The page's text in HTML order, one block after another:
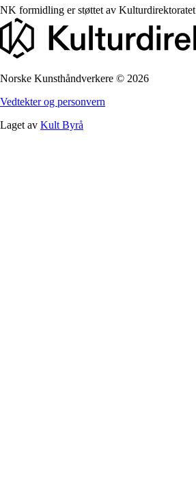
NK formidling er støttet av Kulturdirektoratet
Norske Kunsthåndverkere © 2026
Vedtekter og personvern
Laget av Kult Byrå